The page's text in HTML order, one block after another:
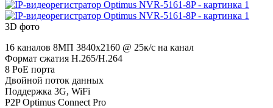
3D фото
16 каналов 8МП 3840х2160 @ 25к/с на канал
Формат сжатия H.265/H.264
8 PoE порта
Двойной поток данных
Поддержка 3G, WiFi
P2P Optimus Connect Pro